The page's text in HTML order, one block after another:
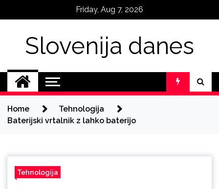
Friday, Aug 7, 2026
Slovenija danes
Home
Tehnologija
Baterijski vrtalnik z lahko baterijo
Tehnologija